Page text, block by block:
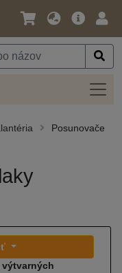
Jazyk
Mena
Hlavná
Posunovače